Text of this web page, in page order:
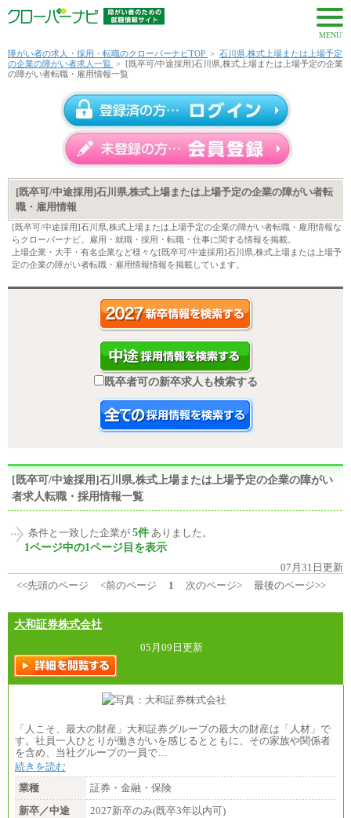
MENU
障がい者の求人・採用・転職のクローバーナビTOP > 石川県,株式上場または上場予定
の企業の障がい者求人一覧 > [既卒可/中途採用]石川県,株式上場または上場予定の企業
の障がい者転職・雇用情報一覧
[既卒可/中途採用]石川県,株式上場または上場予定の企業の障がい者転
職・雇用情報
[既卒可/中途採用]石川県,株式上場または上場予定の企業の障がい者転職・雇用情報な
らクローバーナビ。雇用・就職・採用・転職・仕事に関する情報を掲載。
上場企業・大手・有名企業など様々な[既卒可/中途採用]石川県,株式上場または上場予
定の企業の障がい者転職・雇用情報情報を掲載しています。
既卒者可の新卒求人も検索する
[既卒可/中途採用]石川県,株式上場または上場予定の企業の障がい
者求人転職・採用情報一覧
条件と一致した企業が 5件 ありました。
1ページ中の1ページ目を表示
07月31日更新
<<先頭のページ
<前のページ 1 次のページ> 最後のページ>>
大和証券株式会社
05月09日更新
「人こそ、最大の財産」大和証券グループの最大の財産は「人材」で
す。社員一人ひとりが働きがいを感じるとともに、その家族や関係者
を含め、当社グループの一員で…
続きを読む
業種
証券・金融・保険
新卒／中途
2027新卒のみ(既卒3年以内可)